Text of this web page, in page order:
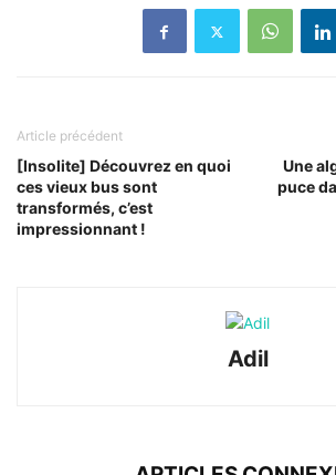
Article précédent
[Insolite] Découvrez en quoi
ces vieux bus sont
transformés, c’est
impressionnant !
Une
puce
Adil